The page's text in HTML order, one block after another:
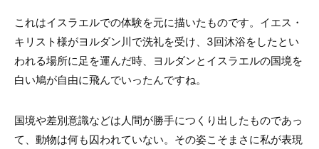
これはイスラエルでの体験を元に描いたものです。イエス・
キリスト様がヨルダン川で洗礼を受け、3回沐浴をしたとい
われる場所に足を運んだ時、ヨルダンとイスラエルの国境を
白い鳩が自由に飛んでいったんですね。
国境や差別意識などは人間が勝手につくり出したものであっ
て、動物は何も囚われていない。その姿こそまさに私が表現